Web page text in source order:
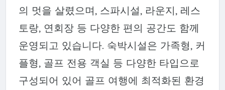
의 멋을 살렸으며, 스파시설, 라운지, 레스
토랑, 연회장 등 다양한 편의 공간도 함께
운영되고 있습니다. 숙박시설은 가족형, 커
플형, 골프 전용 객실 등 다양한 타입으로
구성되어 있어 골프 여행에 최적화된 환경